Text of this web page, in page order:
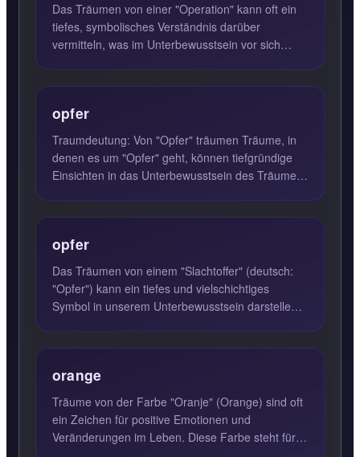
Das Träumen von einer "Operation" kann oft ein
tiefes, symbolisches Verständnis darüber
vermitteln, was im Unterbewusstsein vor sich
opfer
Traumdeutung: Von "Opfer" träumen Träume, in
denen es um "Opfer" geht, können tiefgründige
Einsichten in das Unterbewusstsein des Träumers
opfer
Das Träumen von einem "Slachtoffer" (deutsch:
"Opfer") kann ein tiefes und vielschichtiges
Symbol in unserem Unterbewusstsein darstellen.
orange
Träume von der Farbe "Oranje" (Orange) sind oft
ein Zeichen für positive Emotionen und
Veränderungen im Leben. Diese Farbe steht für